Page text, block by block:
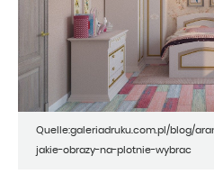
Quelle:galeriadruku.com.pl/blog/
jakie-obrazy-na-plotnie-wybrac